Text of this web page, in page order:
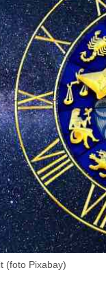
(foto Pixabay)